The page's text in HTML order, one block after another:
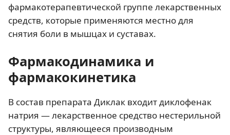
фармакотерапевтической группе лекарственных
средств, которые применяются местно для
снятия боли в мышцах и суставах.
Фармакодинамика и
фармакокинетика
В состав препарата Диклак входит диклофенак
натрия — лекарственное средство нестерильной
структуры, являющееся производным